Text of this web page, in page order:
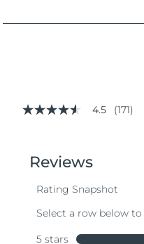
4.5
stars,
average
value.
171
Same
4.5 (171)